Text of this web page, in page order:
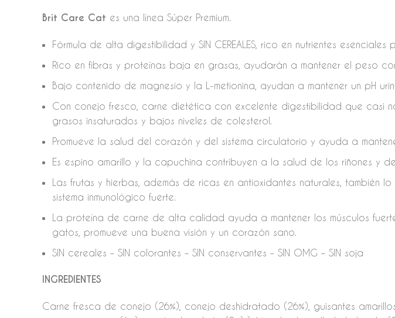
Brit Care Cat es una línea Súper Premium.
Fórmula de alta digestibilidad y SIN CEREALES, rico en nutrientes
Rico en fibras y proteínas baja en grasas, ayudarán a mantener el peso
Bajo contenido de magnesio y la L-metionina, ayudan a mantener un pH
Con conejo fresco, carne dietética con excelente digestibilidad que
grasos insaturados y bajos niveles de colesterol.
Promueve la salud del corazón y del sistema circulatorio y ayuda a
Es espino amarillo y la capuchina contribuyen a la salud de los riñones y
Las frutas y hierbas, además de ricas en antioxidantes naturales, también
sistema inmunológico fuerte.
La proteína de carne de alta calidad ayuda a mantener los músculos
gatos, promueve una buena visión y un corazón sano.
SIN cereales – SIN colorantes – SIN conservantes – SIN OMG – SIN soja
INGREDIENTES
Carne fresca de conejo (26%), conejo deshidratado (26%), guisantes